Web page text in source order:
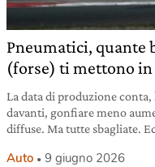
Pneumatici, quante
(forse) ti mettono
La data di produzione
davanti, gonfiare meno
diffuse. Ma tutte sbagliate.
Auto 9 giugno 2026